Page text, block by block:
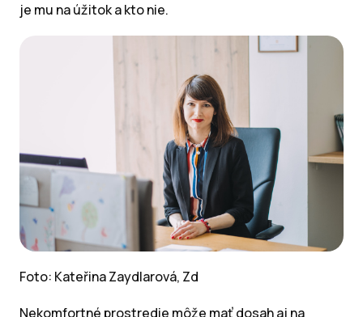
je mu na úžitok a kto nie.
Foto: Kateřina Zaydlarová, Zd
Nekomfortné prostredie môže mať dosah aj na